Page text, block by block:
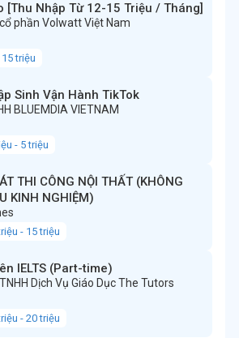
[Thu Nhập Từ 12-15 Triệu / Tháng]
phần Volwatt Việt Nam
triệu
Sinh Vận Hành TikTok
BLUEMDIA VIETNAM
- 5 triệu
THI CÔNG NỘI THẤT (KHÔNG
KINH NGHIỆM)
- 15 triệu
IELTS (Part-time)
Dịch Vụ Giáo Dục The Tutors
- 20 triệu